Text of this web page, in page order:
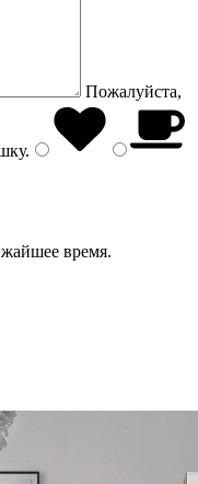
Пожалуйста,
.
время.